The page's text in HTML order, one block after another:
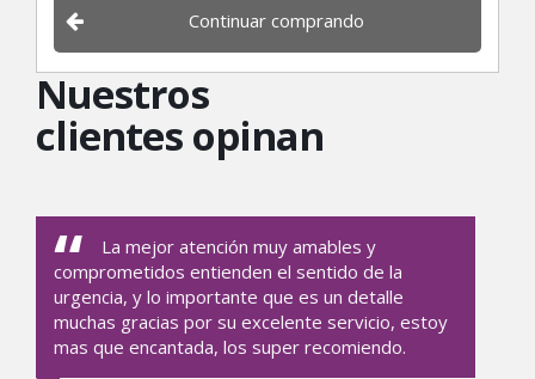
Continuar comprando
Nuestros
clientes opinan
La mejor atención muy amables y
comprometidos entienden el sentido de la
urgencia, y lo importante que es un detalle
muchas gracias por su excelente servicio, estoy
mas que encantada, los super recomiendo.